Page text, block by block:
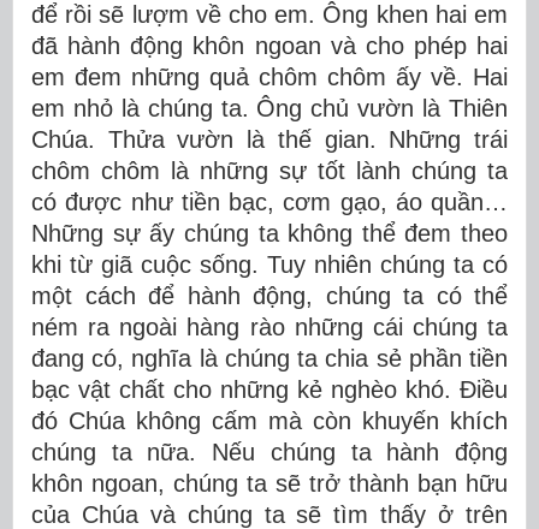
để rồi sẽ lượm về cho em. Ông khen hai em
đã hành động khôn ngoan và cho phép hai
em đem những quả chôm chôm ấy về. Hai
em nhỏ là chúng ta. Ông chủ vườn là Thiên
Chúa. Thửa vườn là thế gian. Những trái
chôm chôm là những sự tốt lành chúng ta
có được như tiền bạc, cơm gạo, áo quần…
Những sự ấy chúng ta không thể đem theo
khi từ giã cuộc sống. Tuy nhiên chúng ta có
một cách để hành động, chúng ta có thể
ném ra ngoài hàng rào những cái chúng ta
đang có, nghĩa là chúng ta chia sẻ phần tiền
bạc vật chất cho những kẻ nghèo khó. Điều
đó Chúa không cấm mà còn khuyến khích
chúng ta nữa. Nếu chúng ta hành động
khôn ngoan, chúng ta sẽ trở thành bạn hữu
của Chúa và chúng ta sẽ tìm thấy ở trên